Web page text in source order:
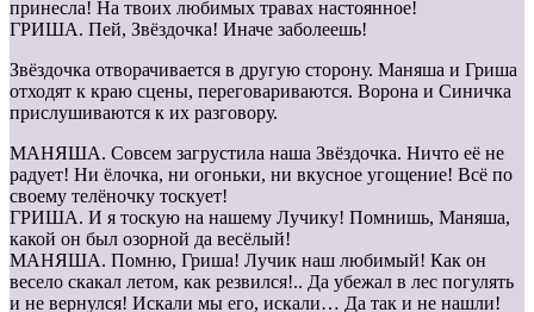
принесла! На твоих любимых травах настоянное!
ГРИША. Пей, Звёздочка! Иначе заболеешь!
Звёздочка отворачивается в другую сторону. Маняша и Гриша
отходят к краю сцены, переговариваются. Ворона и Синичка
прислушиваются к их разговору.
МАНЯША. Совсем загрустила наша Звёздочка. Ничто её не
радует! Ни ёлочка, ни огоньки, ни вкусное угощение! Всё по
своему телёночку тоскует!
ГРИША. И я тоскую на нашему Лучику! Помнишь, Маняша,
какой он был озорной да весёлый!
МАНЯША. Помню, Гриша! Лучик наш любимый! Как он
весело скакал летом, как резвился!.. Да убежал в лес погулять
и не вернулся! Искали мы его, искали… Да так и не нашли!